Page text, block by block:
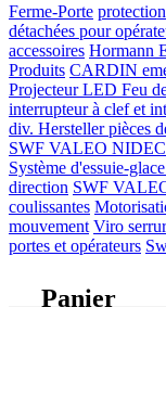
Ferme-Porte
détachées pour
accessoires Hormann
Produits CARDIN
Projecteur LED Feu
interrupteur à clef et
div. Herstellerpièces
SWF VALEO
Système d'essuie-
direction SWF
coulissantes
mouvement Viro
portes et opérateurs
Panier